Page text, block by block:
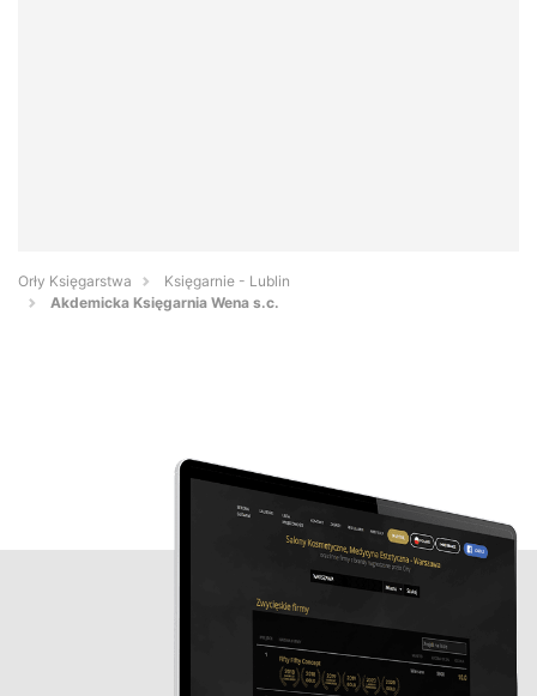
Orły Księgarstwa
Księgarnie - Lublin
Akdemicka Księgarnia Wena s.c.